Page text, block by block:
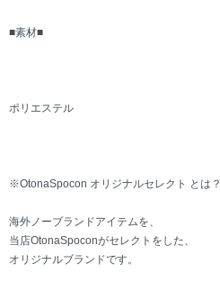
■素材■
ポリエステル
※OtonaSpocon オリジナルセレクト とは？
海外ノーブランドアイテムを、
当店OtonaSpoconがセレクトをした、
オリジナルブランドです。